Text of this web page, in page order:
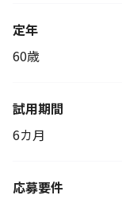
定年
60歳
試用期間
6カ月
応募要件